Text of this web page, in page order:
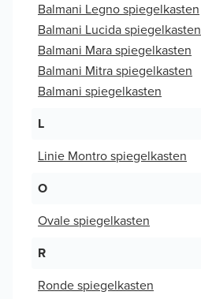
Balmani Legno spiegelkasten
Balmani Lucida spiegelkasten
Balmani Mara spiegelkasten
Balmani Mitra spiegelkasten
Balmani spiegelkasten
L
Linie Montro spiegelkasten
O
Ovale spiegelkasten
R
Ronde spiegelkasten